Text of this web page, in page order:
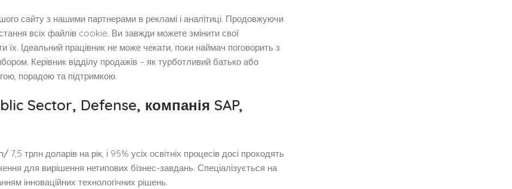
сайту з нашими партнерами в рекламі і аналітиці. Продовжуючи
всіх файлів cookie. Ви завжди можете змінити свої
Ідеальний працівник не може чекати, поки наймач поговорить з
Керівник відділу продажів – як турботливий батько або
порадою та підтримкою.
Sector, Defense, компанія SAP,
7,5 трлн доларів на рік, і 95% усіх освітніх процесів досі проходять
для вирішення нетипових бізнес-завдань. Спеціалізується на
інноваційних технологічних рішень.